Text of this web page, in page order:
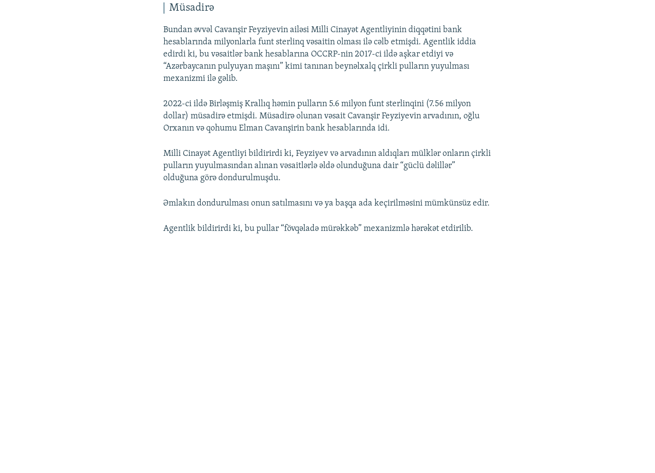
Müsadirə
Bundan əvvəl Cavanşir Feyziyevin ailəsi Milli Cinayət Agentliyinin diqqətini bank
hesablarında milyonlarla funt sterlinq vəsaitin olması ilə cəlb etmişdi. Agentlik iddia
edirdi ki, bu vəsaitlər bank hesablarına OCCRP-nin 2017-ci ildə aşkar etdiyi və
“Azərbaycanın pulyuyan maşını” kimi tanınan beynəlxalq çirkli pulların yuyulması
mexanizmi ilə gəlib.
2022-ci ildə Birləşmiş Krallıq həmin pulların 5.6 milyon funt sterlinqini (7.56 milyon
dollar) müsadirə etmişdi. Müsadirə olunan vəsait Cavanşir Feyziyevin arvadının, oğlu
Orxanın və qohumu Elman Cavanşirin bank hesablarında idi.
Milli Cinayət Agentliyi bildirirdi ki, Feyziyev və arvadının aldıqları mülklər onların çirkli
pulların yuyulmasından alınan vəsaitlərlə əldə olunduğuna dair “güclü dəlillər”
olduğuna görə dondurulmuşdu.
Əmlakın dondurulması onun satılmasını və ya başqa ada keçirilməsini mümkünsüz edir.
Agentlik bildirirdi ki, bu pullar “fövqəladə mürəkkəb” mexanizmlə hərəkət etdirilib.